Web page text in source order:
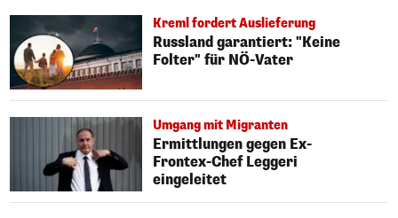
Kreml fordert Auslieferung
Russland garantiert: "Keine
Folter" für NÖ-Vater
Umgang mit Migranten
Ermittlungen gegen Ex-
Frontex-Chef Leggeri
eingeleitet